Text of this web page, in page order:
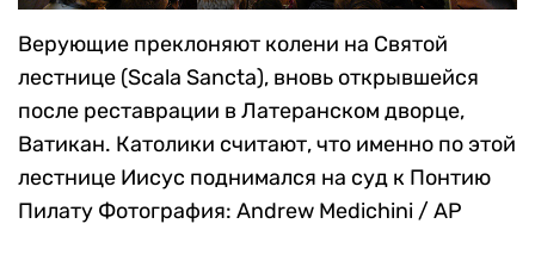
Верующие преклоняют колени на Святой
лестнице (Scala Sancta), вновь открывшейся
после реставрации в Латеранском дворце,
Ватикан. Католики считают, что именно по этой
лестнице Иисус поднимался на суд к Понтию
Пилату Фотография: Andrew Medichini / AP